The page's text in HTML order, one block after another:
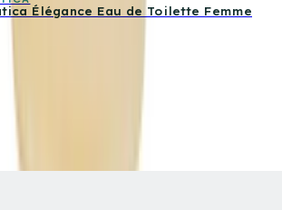
Élégance Eau de Toilette Femme